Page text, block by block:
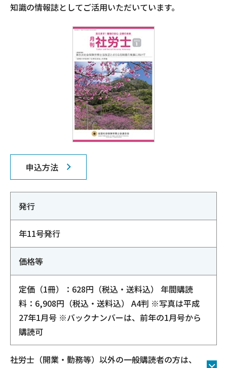
知識の情報誌としてご活用いただいています。
申込方法
発行
年11号発行
価格等
定価（1冊）：628円（税込・送料込） 年間購読
料：6,908円（税込・送料込） A4判 ※写真は平成
27年1月号 ※バックナンバーは、前年の1月号から
購読可
社労士（開業・勤務等）以外の一般購読者の方は、